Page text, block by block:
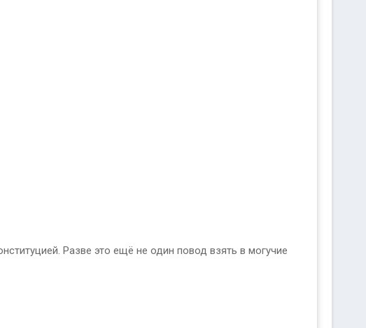
Разве это ещё не один повод взять в могучие